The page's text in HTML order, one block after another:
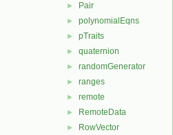
► Pair
► polynomialEqns
► pTraits
► quaternion
► randomGenerator
► ranges
► remote
► RemoteData
► RowVector